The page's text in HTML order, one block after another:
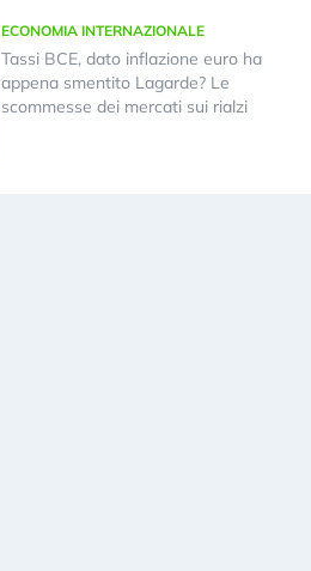
ECONOMIA INTERNAZIONALE
Tassi BCE, dato inflazione euro ha
appena smentito Lagarde? Le
scommesse dei mercati sui rialzi